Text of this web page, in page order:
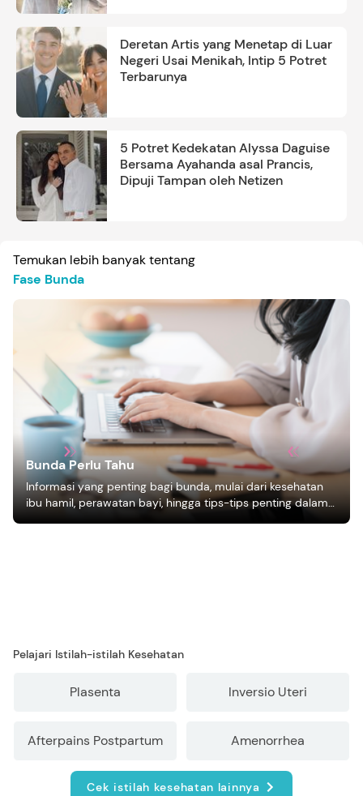
Deretan Artis yang Menetap di Luar
Negeri Usai Menikah, Intip 5 Potret
Terbarunya
5 Potret Kedekatan Alyssa Daguise
Bersama Ayahanda asal Prancis,
Dipuji Tampan oleh Netizen
Temukan lebih banyak tentang
Fase Bunda
Bunda Perlu Tahu
Informasi yang penting bagi bunda, mulai dari kesehatan
ibu hamil, perawatan bayi, hingga tips-tips penting dalam
mengasuh anak
Pelajari Istilah-istilah Kesehatan
Plasenta Inversio Uteri
Afterpains Postpartum Amenorrhea
Cek istilah kesehatan lainnya